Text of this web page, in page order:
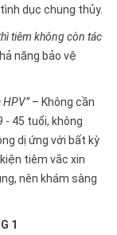
dục chung thủy.
tiêm không còn tác
năng bảo vệ
– Không cần
45 tuổi, không
dị ứng với bất kỳ
tiêm vắc xin
nên khám sàng
1